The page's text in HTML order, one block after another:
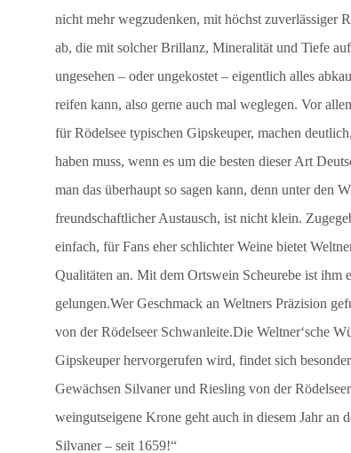
nicht mehr wegzudenken, mit höchst zuverlässiger
ab, die mit solcher Brillanz, Mineralität und Tiefe
ungesehen – oder ungekostet – eigentlich alles
reifen kann, also gerne auch mal weglegen. Vor
für Rödelsee typischen Gipskeuper, machen
haben muss, wenn es um die besten dieser Art
man das überhaupt so sagen kann, denn unter den
freundschaftlicher Austausch, ist nicht klein.
einfach, für Fans eher schlichter Weine bietet
Qualitäten an. Mit dem Ortswein Scheurebe ist ihm
gelungen.Wer Geschmack an Weltners Präzision
von der Rödelseer Schwanleite.Die Weltner‘sche
Gipskeuper hervorgerufen wird, findet sich
Gewächsen Silvaner und Riesling von der
weingutseigene Krone geht auch in diesem Jahr an
Silvaner – seit 1659!“